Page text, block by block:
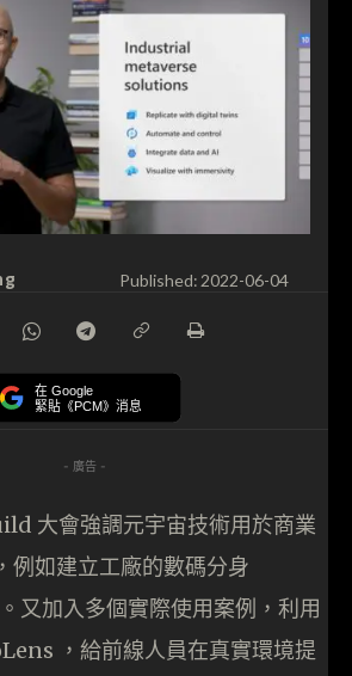
Published: 2022-06-04
在 Google
緊貼《PCM》消息
- 廣告 -
大會強調元宇宙技術用於商業
例如建立工廠的數碼分身
加入多個實際使用案例，利用
，給前線人員在真實環境提